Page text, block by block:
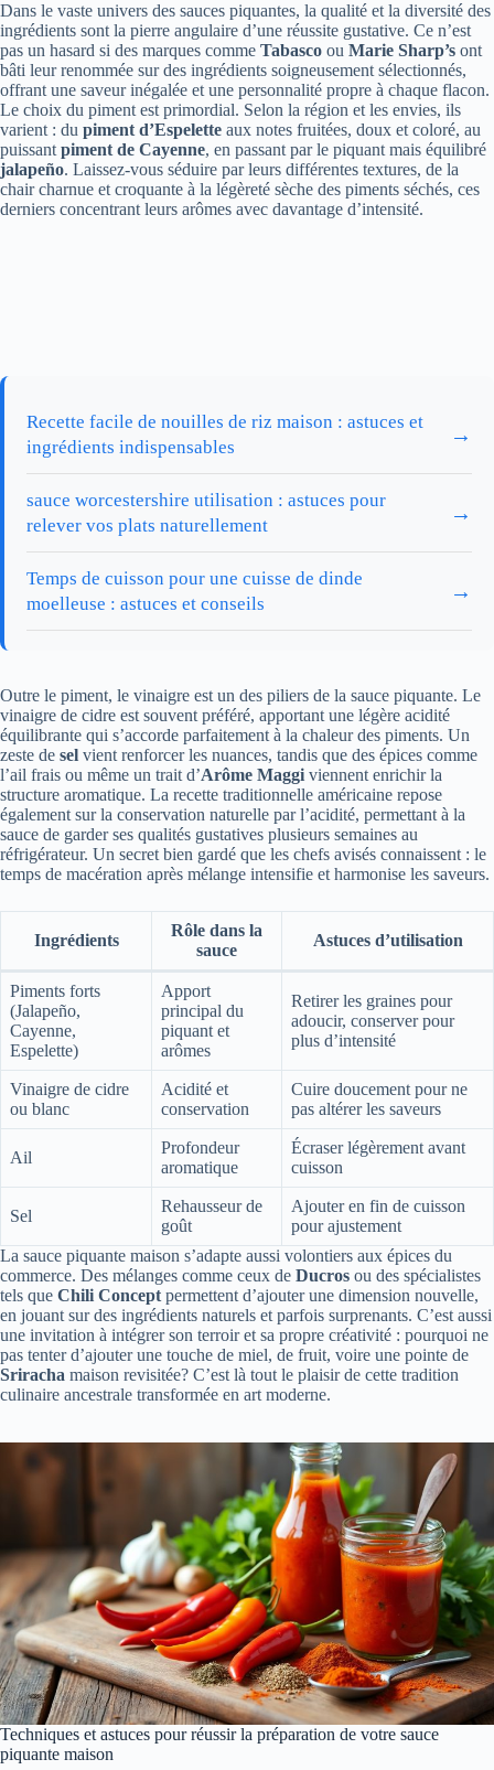
Dans le vaste univers des sauces piquantes, la qualité et la diversité des
ingrédients sont la pierre angulaire d’une réussite gustative. Ce n’est
pas un hasard si des marques comme Tabasco ou Marie Sharp’s ont
bâti leur renommée sur des ingrédients soigneusement sélectionnés,
offrant une saveur inégalée et une personnalité propre à chaque flacon.
Le choix du piment est primordial. Selon la région et les envies, ils
varient : du piment d’Espelette aux notes fruitées, doux et coloré, au
puissant piment de Cayenne, en passant par le piquant mais équilibré
jalapeño. Laissez-vous séduire par leurs différentes textures, de la
chair charnue et croquante à la légèreté sèche des piments séchés, ces
derniers concentrant leurs arômes avec davantage d’intensité.
Recette facile de nouilles de riz maison : astuces et
ingrédients indispensables
→
sauce worcestershire utilisation : astuces pour
relever vos plats naturellement
→
Temps de cuisson pour une cuisse de dinde
moelleuse : astuces et conseils
→
Outre le piment, le vinaigre est un des piliers de la sauce piquante. Le
vinaigre de cidre est souvent préféré, apportant une légère acidité
équilibrante qui s’accorde parfaitement à la chaleur des piments. Un
zeste de sel vient renforcer les nuances, tandis que des épices comme
l’ail frais ou même un trait d’Arôme Maggi viennent enrichir la
structure aromatique. La recette traditionnelle américaine repose
également sur la conservation naturelle par l’acidité, permettant à la
sauce de garder ses qualités gustatives plusieurs semaines au
réfrigérateur. Un secret bien gardé que les chefs avisés connaissent : le
temps de macération après mélange intensifie et harmonise les saveurs.
Ingrédients
Rôle dans la
sauce
Astuces d’utilisation
Piments forts
(Jalapeño,
Cayenne,
Espelette)
Apport
principal du
piquant et
arômes
Retirer les graines pour
adoucir, conserver pour
plus d’intensité
Vinaigre de cidre
ou blanc
Acidité et
conservation
Cuire doucement pour ne
pas altérer les saveurs
Ail
Profondeur
aromatique
Écraser légèrement avant
cuisson
Sel
Rehausseur de
goût
Ajouter en fin de cuisson
pour ajustement
La sauce piquante maison s’adapte aussi volontiers aux épices du
commerce. Des mélanges comme ceux de Ducros ou des spécialistes
tels que Chili Concept permettent d’ajouter une dimension nouvelle,
en jouant sur des ingrédients naturels et parfois surprenants. C’est aussi
une invitation à intégrer son terroir et sa propre créativité : pourquoi ne
pas tenter d’ajouter une touche de miel, de fruit, voire une pointe de
Sriracha maison revisitée? C’est là tout le plaisir de cette tradition
culinaire ancestrale transformée en art moderne.
Techniques et astuces pour réussir la préparation de votre sauce
piquante maison